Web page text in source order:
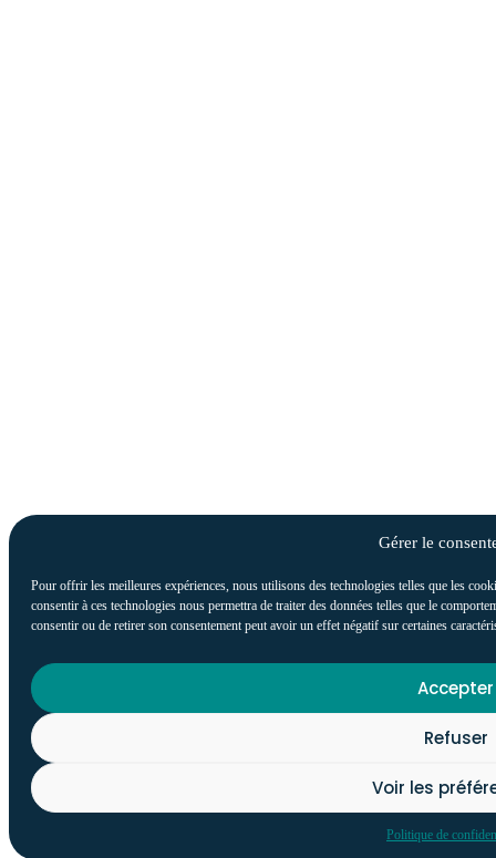
Gérer le
Pour offrir les meilleures expériences, nous utilisons des technologies telles que les
consentir à ces technologies nous permettra de traiter des données telles que le
consentir ou de retirer son consentement peut avoir un effet négatif sur certaines
Accepter
Refuser
Voir les
Politique de